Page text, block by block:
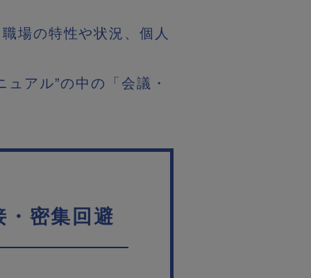
場の特性や状況、個人
アル”の中の「会議・
密集回避